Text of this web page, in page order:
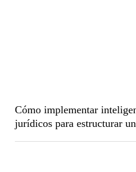
Cómo implementar
jurídicos para estructurar